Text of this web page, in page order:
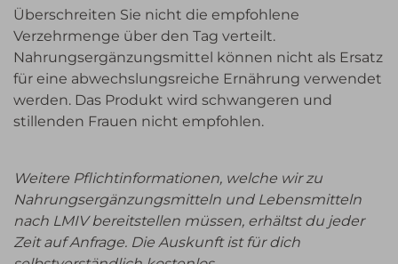
Überschreiten Sie nicht die empfohlene
Verzehrmenge über den Tag verteilt.
Nahrungsergänzungsmittel können nicht als Ersatz
für eine abwechslungsreiche Ernährung verwendet
werden. Das Produkt wird schwangeren und
stillenden Frauen nicht empfohlen.
Weitere Pflichtinformationen, welche wir zu
Nahrungsergänzungsmitteln und Lebensmitteln
nach LMIV bereitstellen müssen, erhältst du jeder
Zeit auf Anfrage. Die Auskunft ist für dich